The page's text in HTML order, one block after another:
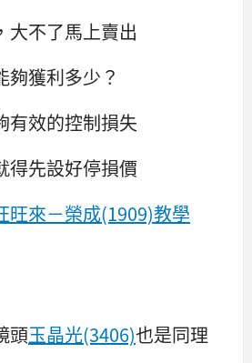
大不了馬上賣出
夠獲利多少？
有效的控制損失
得先設好停損價
旺來－榮成(1909)教學
頭玉晶光(3406)也是同理